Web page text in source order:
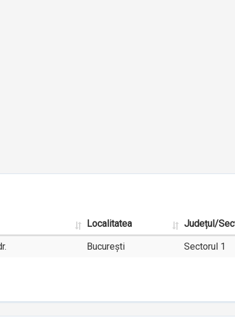
Localitatea Județul/
București Sectorul 1